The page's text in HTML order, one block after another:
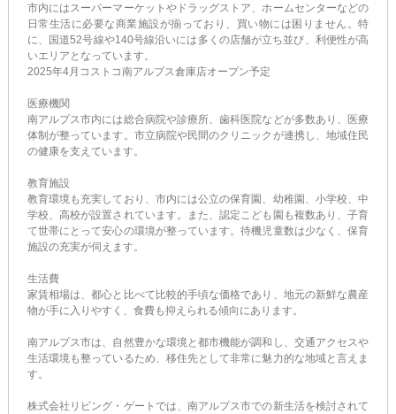
市内にはスーパーマーケットやドラッグストア、ホームセンターなどの
日常生活に必要な商業施設が揃っており、買い物には困りません。特
に、国道52号線や140号線沿いには多くの店舗が立ち並び、利便性が高
いエリアとなっています。
2025年4月コストコ南アルプス倉庫店オープン予定
医療機関
南アルプス市内には総合病院や診療所、歯科医院などが多数あり、医療
体制が整っています。市立病院や民間のクリニックが連携し、地域住民
の健康を支えています。
教育施設
教育環境も充実しており、市内には公立の保育園、幼稚園、小学校、中
学校、高校が設置されています。また、認定こども園も複数あり、子育
て世帯にとって安心の環境が整っています。待機児童数は少なく、保育
施設の充実が伺えます。
生活費
家賃相場は、都心と比べて比較的手頃な価格であり、地元の新鮮な農産
物が手に入りやすく、食費も抑えられる傾向にあります。
南アルプス市は、自然豊かな環境と都市機能が調和し、交通アクセスや
生活環境も整っているため、移住先として非常に魅力的な地域と言えま
す。
株式会社リビング・ゲートでは、南アルプス市での新生活を検討されて